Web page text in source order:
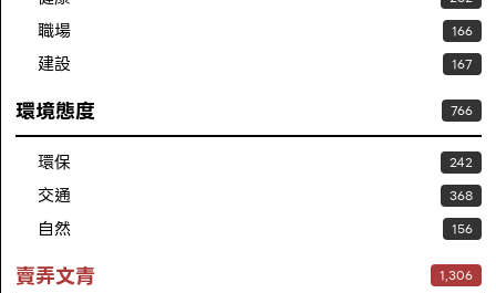
職場 166
建設 167
環境態度 766
環保 242
交通 368
自然 156
賣弄文青 1,306